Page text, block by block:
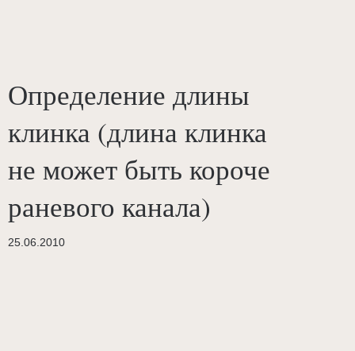
Определение длины
клинка (длина клинка
не может быть короче
раневого канала)
25.06.2010